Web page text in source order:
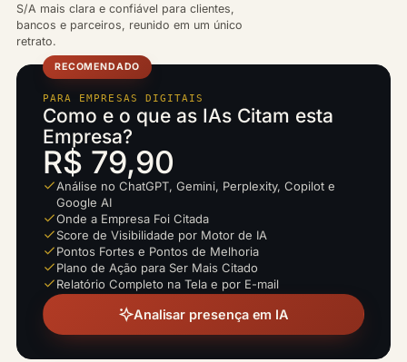
S/A mais clara e confiável para clientes,
bancos e parceiros, reunido em um único
retrato.
RECOMENDADO
PARA EMPRESAS DIGITAIS
Como e o que as IAs Citam esta
Empresa?
R$ 79,90
Análise no ChatGPT, Gemini, Perplexity, Copilot e
Google AI
Onde a Empresa Foi Citada
Score de Visibilidade por Motor de IA
Pontos Fortes e Pontos de Melhoria
Plano de Ação para Ser Mais Citado
Relatório Completo na Tela e por E-mail
Analisar presença em IA